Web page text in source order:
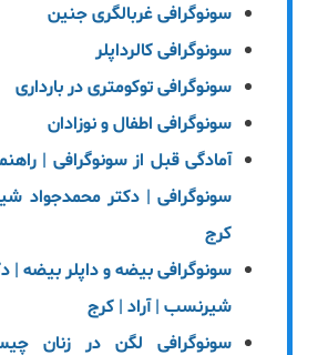
سونوگرافی غربالگری جنین
سونوگرافی کالرداپلر
سونوگرافی توکومتری در بارداری
سونوگرافی اطفال و نوزادان
آمادگی قبل از سونوگرافی |
سونوگرافی | دکتر محمدجواد
کرج
سونوگرافی بیضه و داپلر بیضه |
شیرنسب | آراد | کرج
سونوگرافی لگن در زنان